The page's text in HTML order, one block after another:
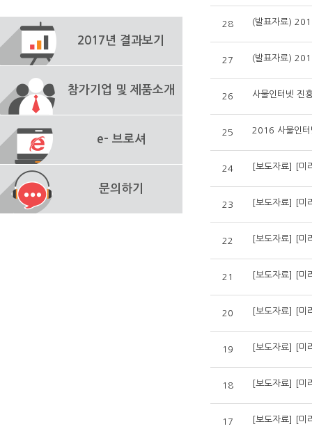
2017년 결과보기
참가기업 및 제품소개
e- 브로셔
문의하기
28 (발표자료)
27 (발표자료)
26 사물인터넷 진
25 2016 사물인
24
23
22 [보도자료] [미
21
20 [보도자료] [미
19 [보도자료] [미
18
17